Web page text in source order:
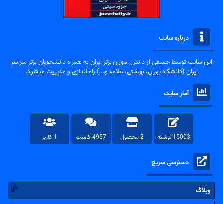
درباره سایت
این سایت توسط جمیعی از دانش اموزان برتر ایران به همراه دانشجویان برتر سراسر
ایران (دانشگاه تهران، بهشتی، علامه و...) راه اندازی و مدیریت میشود.
آمار سایت
15003 نوشته 2 محصول 4957 کامنت 1 کاربر
دسترسی سریع
وبلاگ